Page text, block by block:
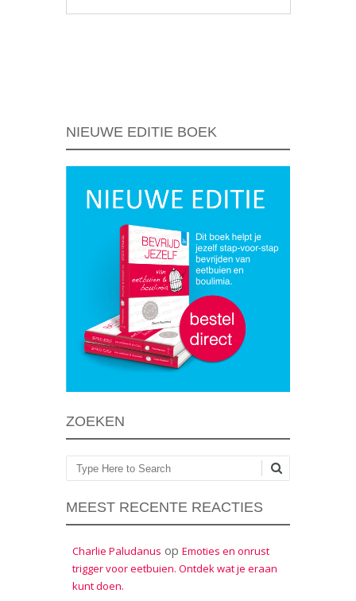
NIEUWE EDITIE BOEK
ZOEKEN
Zoeken
MEEST RECENTE REACTIES
Charlie Paludanus op Emoties en onrust
trigger voor eetbuien. Ontdek wat je eraan
kunt doen.